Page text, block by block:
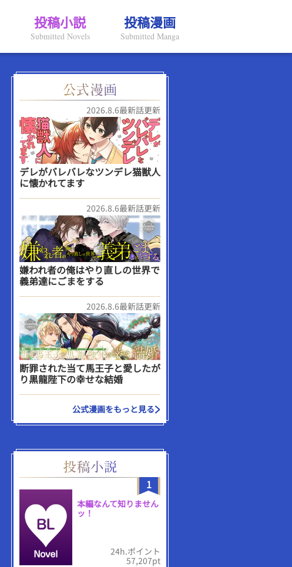
投稿小説
Submitted Novels
投稿漫画
Submitted Manga
2026.8.6最新話更新
デレがバレバレなツンデレ猫獣人
に懐かれてます
2026.8.6最新話更新
嫌われ者の俺はやり直しの世界で
義弟達にごまをする
2026.8.6最新話更新
断罪された当て馬王子と愛したが
り黒龍陛下の幸せな結婚
公式漫画をもっと見る
1
本編なんて知りません
ッ！
24h.ポイント
57,207pt